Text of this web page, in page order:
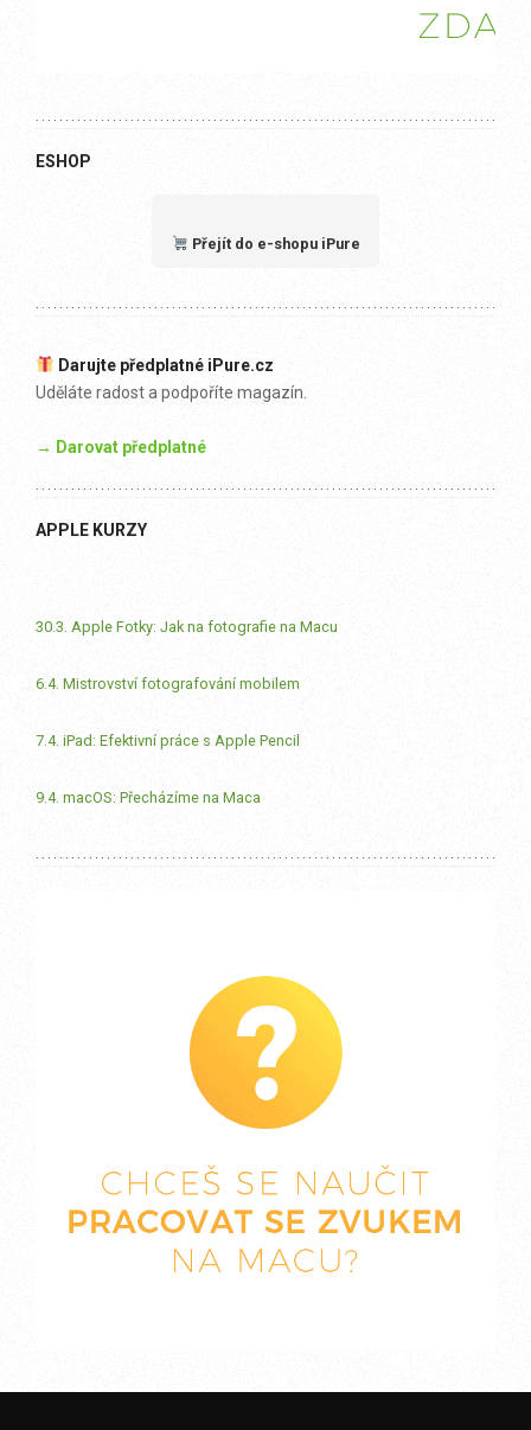
ESHOP
Přejít do e-shopu iPure
Darujte předplatné iPure.cz
Uděláte radost a podpoříte magazín.
→ Darovat předplatné
APPLE KURZY
30.3. Apple Fotky: Jak na fotografie na Macu
6.4. Mistrovství fotografování mobilem
7.4. iPad: Efektivní práce s Apple Pencil
9.4. macOS: Přecházíme na Maca